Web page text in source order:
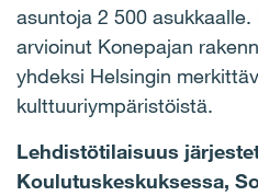
asuntoja 2 500
arvioinut Konepajan
yhdeksi Helsingin
kulttuuriympäristöistä.
Lehdistötilaisuus
Koulutuskeskuksessa,